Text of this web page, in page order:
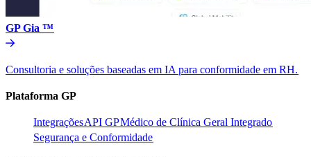
GP Gia ™​​
Consultoria e soluções baseadas em IA para conformidade em RH.​​
Plataforma GP​​
Integrações​​API GP​​Médico de Clínica Geral Integrado​​
Segurança e Conformidade​​